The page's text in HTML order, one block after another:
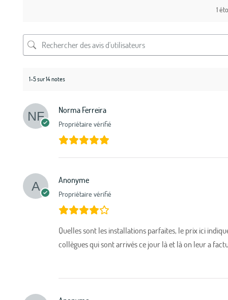
1
1-5 sur 14 notes
Norma Ferreira
Propriétaire vérifié
Anonyme
Propriétaire vérifié
Quelles sont les installations parfaites, le prix ici
collègues qui sont arrivés ce jour là et là on leur a